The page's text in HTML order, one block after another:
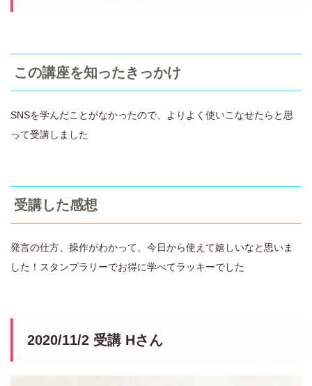
この講座を知ったきっかけ
SNSを学んだことがなかったので、よりよく使いこなせたらと思
って受講しました
受講した感想
発言の仕方、操作がわかって、今日から使えて嬉しいなと思いま
した！スタンプラリーでお得に学べてラッキーでした
2020/11/2 受講 Hさん